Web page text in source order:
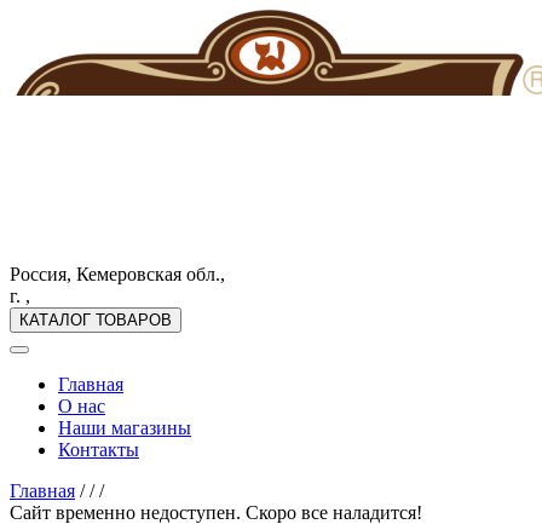
Россия, Кемеровская обл.,
г. ,
КАТАЛОГ ТОВАРОВ
Главная
О нас
Наши магазины
Контакты
Главная ///
Сайт временно недоступен. Скоро все наладится!